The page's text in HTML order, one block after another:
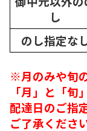
し
のし指定な
※月のみや旬
「月」と「旬
配達日のご指
ご了承ください